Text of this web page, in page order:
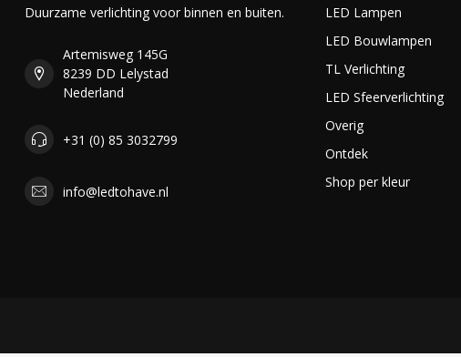
Duurzame verlichting voor binnen en buiten.
Artemisweg 145G
8239 DD Lelystad
Nederland
+31 (0) 85 3032799
info@ledtohave.nl
LED Lampen
LED Bouwlampen
TL Verlichting
LED Sfeerverlichting
Overig
Ontdek
Shop per kleur